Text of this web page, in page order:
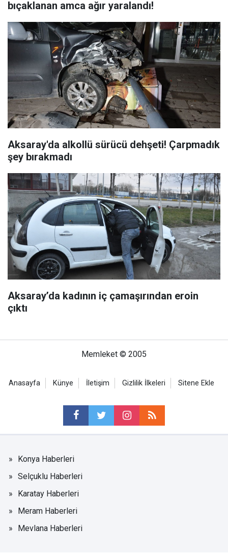
bıçaklanan amca ağır yaralandı!
Aksaray'da alkollü sürücü dehşeti! Çarpmadık
şey bırakmadı
Aksaray’da kadının iç çamaşırından eroin
çıktı
Memleket © 2005
Anasayfa Künye İletişim Gizlilik İlkeleri Sitene Ekle
Konya Haberleri
Selçuklu Haberleri
Karatay Haberleri
Meram Haberleri
Mevlana Haberleri